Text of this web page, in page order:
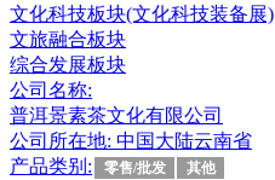
文化科技板块(文化科技装备展)
文旅融合板块
综合发展板块
公司名称:
普洱景素茶文化有限公司
公司所在地: 中国大陆云南省
产品类别:
零售/批发 其他